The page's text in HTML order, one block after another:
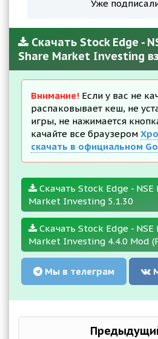
Уже
Скачать Stock Edge -
Share Market Investing
Внимание! Если у вас не
распаковывает кеш, не
игры, не нажимается
качайте все браузером
скачать в официальном
Скачать Stock Edge -
Market Investing 5.1.30
Скачать Stock Edge -
Market Investing 4.4.0 Mod
Мы в телеграм